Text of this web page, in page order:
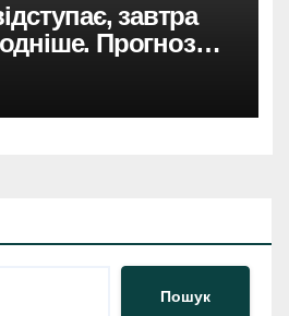
завтра
Прогноз
Пошук